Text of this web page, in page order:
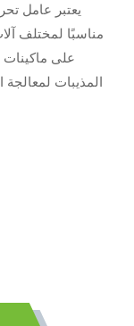
يعتبر عامل
مناسبًا لمختلف
على ماكينات
المذيبات لمعالجة